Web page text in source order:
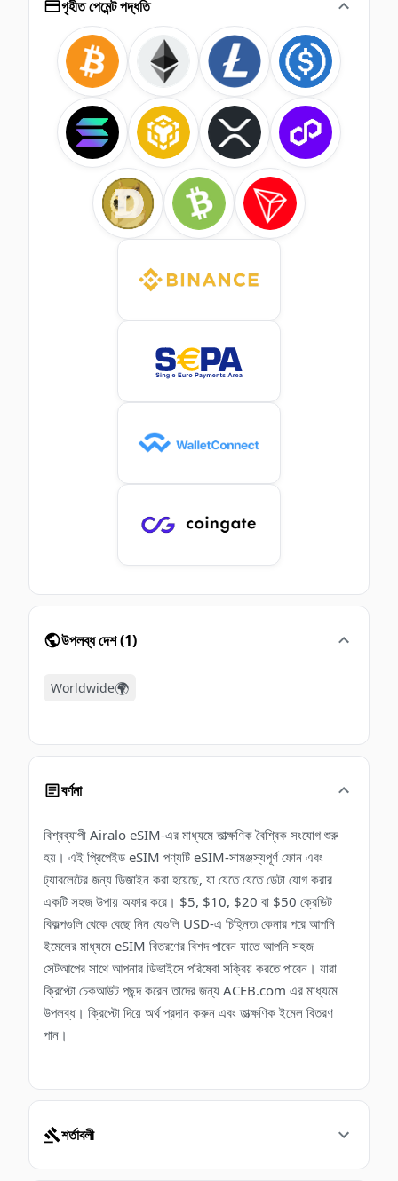
গৃহীত পেমেন্ট পদ্ধতি
উপলব্ধ দেশ(1)
Worldwide🌍
বর্ণনা
বিশ্বব্যাপী Airalo eSIM-এর মাধ্যমে তাত্ক্ষণিক বৈশ্বিক সংযোগ শুরু
হয়। এই প্রিপেইড eSIM পণ্যটি eSIM-সামঞ্জস্যপূর্ণ ফোন এবং
ট্যাবলেটের জন্য ডিজাইন করা হয়েছে, যা যেতে যেতে ডেটা যোগ করার
একটি সহজ উপায় অফার করে। $5, $10, $20 বা $50 ক্রেডিট
বিকল্পগুলি থেকে বেছে নিন যেগুলি USD-এ চিহ্নিত৷ কেনার পরে আপনি
ইমেলের মাধ্যমে eSIM বিতরণের বিশদ পাবেন যাতে আপনি সহজ
সেটআপের সাথে আপনার ডিভাইসে পরিষেবা সক্রিয় করতে পারেন। যারা
ক্রিপ্টো চেকআউট পছন্দ করেন তাদের জন্য ACEB.com এর মাধ্যমে
উপলব্ধ। ক্রিপ্টো দিয়ে অর্থ প্রদান করুন এবং তাত্ক্ষণিক ইমেল বিতরণ
পান।
শর্তাবলী